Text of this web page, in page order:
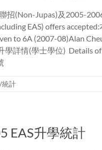
招(Non-Jupas)及2005-
EAS) offers
to 6A (2007-08)Alan
詳情(學士學位) Details of
統計
EAS升學統計